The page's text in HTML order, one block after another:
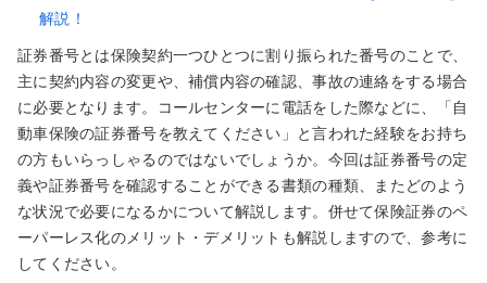
解説！
証券番号とは保険契約一つひとつに割り振られた番号のことで、
主に契約内容の変更や、補償内容の確認、事故の連絡をする場合
に必要となります。コールセンターに電話をした際などに、「自
動車保険の証券番号を教えてください」と言われた経験をお持ち
の方もいらっしゃるのではないでしょうか。今回は証券番号の定
義や証券番号を確認することができる書類の種類、またどのよう
な状況で必要になるかについて解説します。併せて保険証券のペ
ーパーレス化のメリット・デメリットも解説しますので、参考に
してください。